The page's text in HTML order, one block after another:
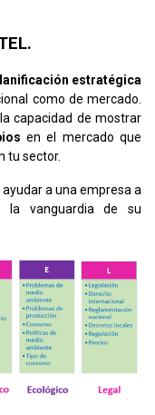
estratégica
como de mercado.
capacidad de mostrar
en el mercado que
tu sector.
a una empresa a
vanguardia de su